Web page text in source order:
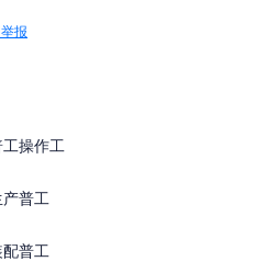
报
工操作工
产普工
配普工